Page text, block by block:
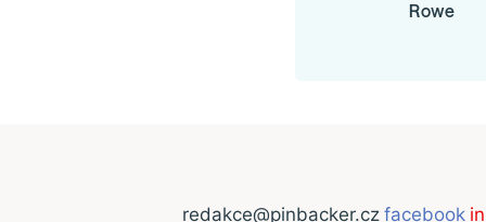
Rowe
redakce@pinbacker.cz facebook